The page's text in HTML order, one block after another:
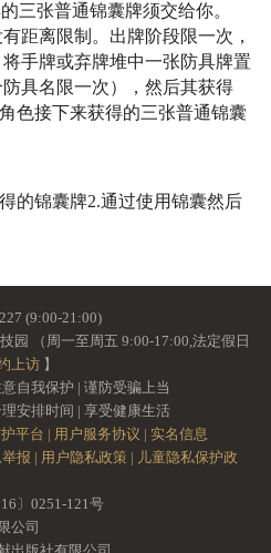
三张普通锦囊牌须交给你。
距离限制。出牌阶段限一次，
手牌或弃牌堆中一张防具牌置
具名限一次），然后其获得
色接下来获得的三张普通锦囊
的锦囊牌2.通过使用锦囊然后
(9:00-21:00)
园 （周一至周五 9:00-17:00,法定假日
上访】
自我保护 | 谨防受骗上当
安排时间 | 享受健康生活
平台 | 用户服务协议 | 实名信息
报 | 用户隐私政策 | 儿童隐私保护政
〕0251-121号
公司